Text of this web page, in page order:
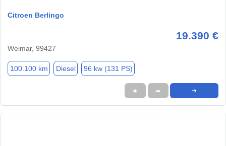
Citroen Berlingo
19.390 €
Weimar, 99427
100.100 km Diesel 96 kw (131 PS)
★ ➦ ➜